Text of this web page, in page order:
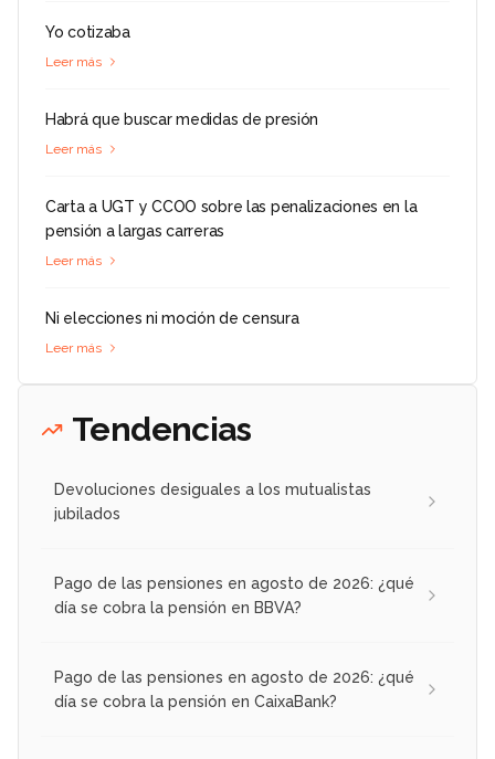
Yo cotizaba
Leer más
Habrá que buscar medidas de presión
Leer más
Carta a UGT y CCOO sobre las penalizaciones en la
pensión a largas carreras
Leer más
Ni elecciones ni moción de censura
Leer más
Tendencias
Devoluciones desiguales a los mutualistas
jubilados
Pago de las pensiones en agosto de 2026: ¿qué
día se cobra la pensión en BBVA?
Pago de las pensiones en agosto de 2026: ¿qué
día se cobra la pensión en CaixaBank?